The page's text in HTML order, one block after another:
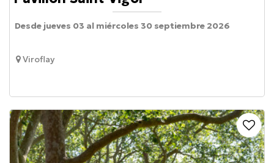
Viroflay
Desde jueves 03 al miércoles 30 septiembre 2026